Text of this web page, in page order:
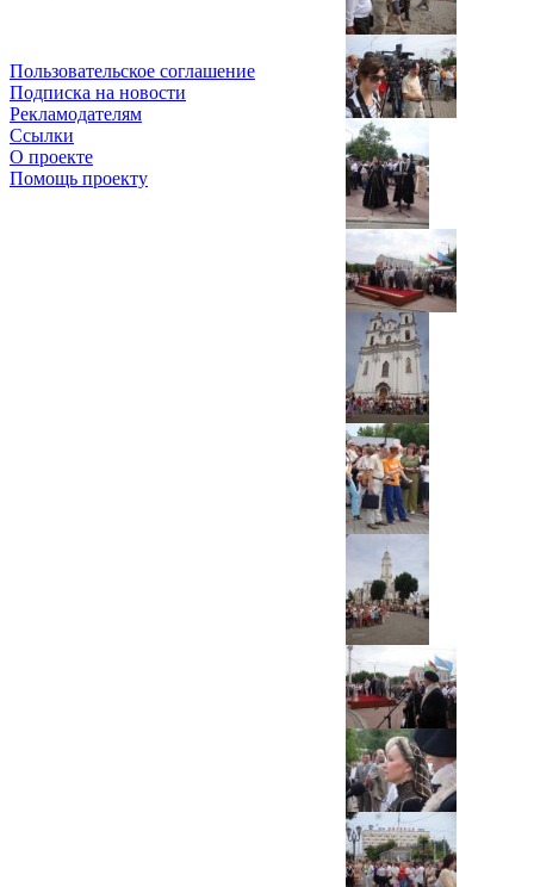
Пользовательское соглашение
Подписка на новости
Рекламодателям
Ссылки
О проекте
Помощь проекту